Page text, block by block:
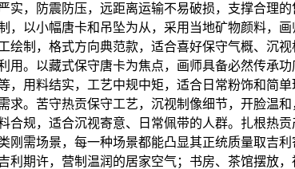
，防震防压，远距离运输不易破损，支撑合理
，以小幅唐卡和吊坠为从，采用当地矿物颜料，
制，格式方向典范款，适合喜好保守气概、沉
。以藏式保守唐卡为焦点，画师具备必然传承
用料结实，工艺中规中矩，适合日常粉饰和简
。苦守热贡保守工艺，沉视制像细节，开脸温
规，适合沉视寄意、日常佩带的人群。扎根热
需场景，每一种场景都能凸显其正统质量取吉
期许，营制温润的居家空气；书房、茶馆摆放